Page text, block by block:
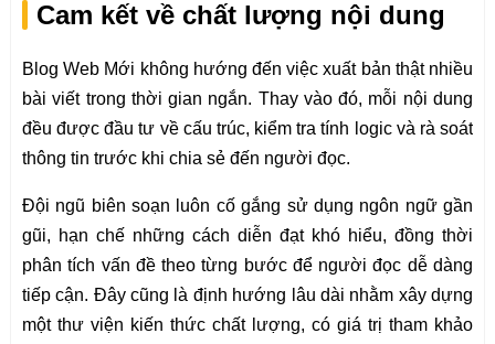
Cam kết về chất lượng nội dung
Blog Web Mới không hướng đến việc xuất bản thật nhiều
bài viết trong thời gian ngắn. Thay vào đó, mỗi nội dung
đều được đầu tư về cấu trúc, kiểm tra tính logic và rà soát
thông tin trước khi chia sẻ đến người đọc.
Đội ngũ biên soạn luôn cố gắng sử dụng ngôn ngữ gần
gũi, hạn chế những cách diễn đạt khó hiểu, đồng thời
phân tích vấn đề theo từng bước để người đọc dễ dàng
tiếp cận. Đây cũng là định hướng lâu dài nhằm xây dựng
một thư viện kiến thức chất lượng, có giá trị tham khảo